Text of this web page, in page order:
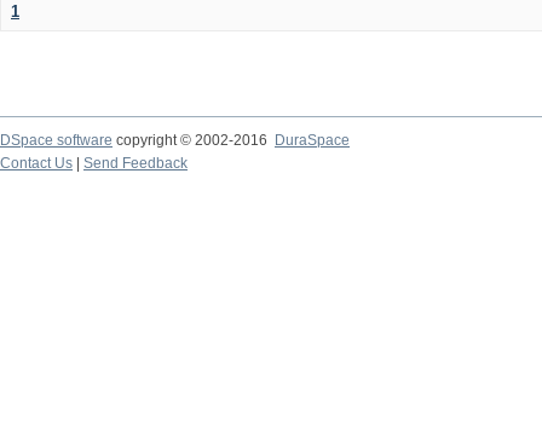
1
DSpace software copyright © 2002-2016
DuraSpace
Contact Us
Send Feedback